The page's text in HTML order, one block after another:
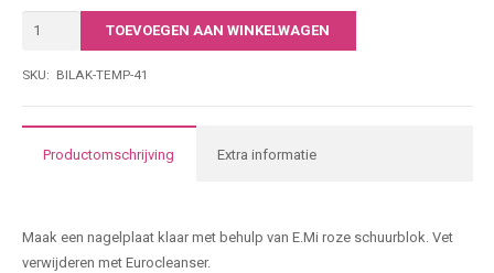
• Dichte kleurcoating in zachte klassieke tinten
• Economisch in gebruik
BiLak
012
15ML
aantal
TOEVOEGEN AAN WINKELWAGEN
SKU: BILAK-TEMP-41
Productomschrijving Extra informatie
Maak een nagelplaat klaar met behulp van E.Mi roze schuurblok. Vet
verwijderen met Eurocleanser.